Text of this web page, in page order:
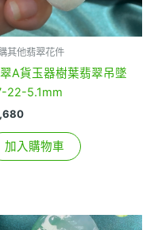
其他翡翠花件
A貨玉器樹葉翡翠吊墜
22-5.1mm
加入購物車